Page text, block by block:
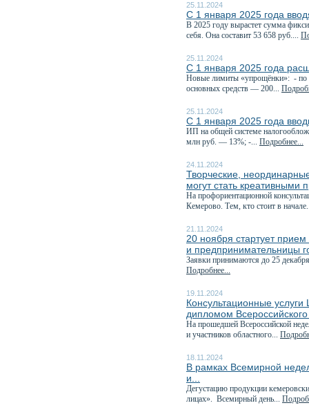
25.11.2024
С 1 января 2025 года
В 2025 году вырастет сумма
себя. Она составит 53 658 руб....
25.11.2024
С 1 января 2025 года
Новые лимиты «упрощёнки»: - по
основных средств — 200...
25.11.2024
С 1 января 2025 года
ИП на общей системе
млн руб. — 13%; -... Подробнее...
24.11.2024
Творческие,
могут стать креативными
На профориентационной
Кемерово. Тем, кто стоит в
21.11.2024
20 ноября стартует
и предпринимательницы
Заявки принимаются до 25
Подробнее...
19.11.2024
Консультационные
дипломом
На прошедшей Всероссийской
и участников областного...
18.11.2024
В рамках Всемирной
и...
Дегустацию продукции
лицах». Всемирный день...